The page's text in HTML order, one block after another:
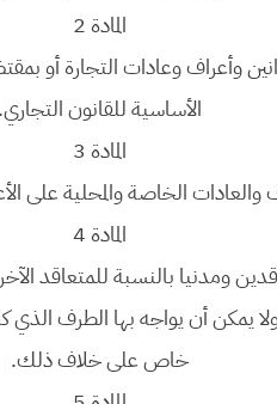
المادة 2
وأعراف وعادات التجارة أو
الأساسية للقانون التجاري.
المادة 3
والعادات الخاصة والمحلية على
المادة 4
ومدنيا بالنسبة للمتعاقد
يمكن أن يواجه بها الطرف
خاص على خلاف ذلك.